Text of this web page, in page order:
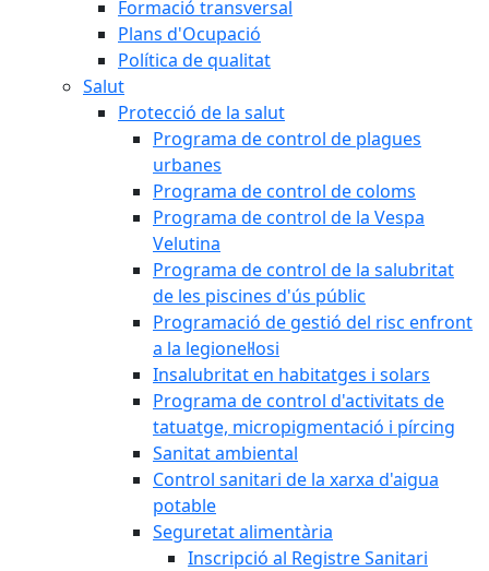
Formació transversal
Plans d'Ocupació
Política de qualitat
Salut
Protecció de la salut
Programa de control de plagues
urbanes
Programa de control de coloms
Programa de control de la Vespa
Velutina
Programa de control de la salubritat
de les piscines d'ús públic
Programació de gestió del risc enfront
a la legionel·losi
Insalubritat en habitatges i solars
Programa de control d'activitats de
tatuatge, micropigmentació i pírcing
Sanitat ambiental
Control sanitari de la xarxa d'aigua
potable
Seguretat alimentària
Inscripció al Registre Sanitari